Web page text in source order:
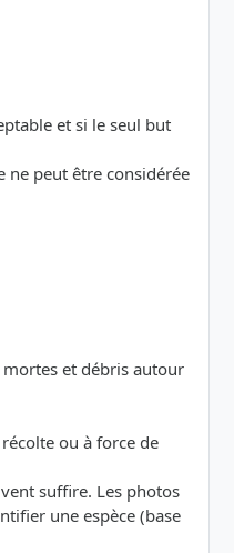
et si le seul but
ne peut être considérée
et débris autour
ou à force de
suffire. Les photos
une espèce (base